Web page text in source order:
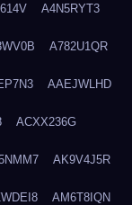
A4N5RYT3
A782U1QR
AAEJWLHD
ACXX236G
AK9V4J5R
AM6T8IQN